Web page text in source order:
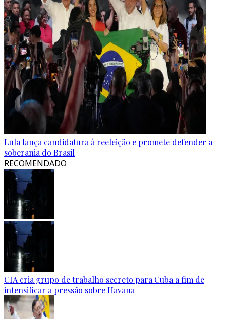
Lula lança candidatura à reeleição e promete defender a
soberania do Brasil
RECOMENDADO
CIA cria grupo de trabalho secreto para Cuba a fim de
intensificar a pressão sobre Havana